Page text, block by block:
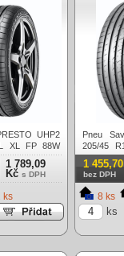
UHP2
XL FP 88W
1 789,09
Kč s DPH
ks
Pneu
205/45
Letní
1
bez DPH
8 ks
ks